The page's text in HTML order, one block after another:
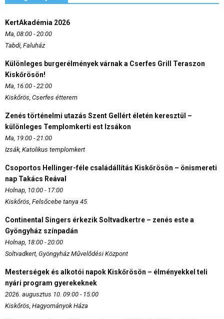
KertAkadémia 2026
Ma, 08:00 - 20:00
Tabdi, Faluház
Különleges burgerélmények várnak a Cserfes Grill Teraszon
Kiskőrösön!
Ma, 16:00 - 22:00
Kiskőrös, Cserfes étterem
Zenés történelmi utazás Szent Gellért életén keresztül –
különleges Templomkerti est Izsákon
Ma, 19:00 - 21:00
Izsák, Katolikus templomkert
Csoportos Hellinger-féle családállítás Kiskőrösön – önismereti
nap Takács Reával
Holnap, 10:00 - 17:00
Kiskőrös, Felsőcebe tanya 45.
Continental Singers érkezik Soltvadkertre – zenés este a
Gyöngyház színpadán
Holnap, 18:00 - 20:00
Soltvadkert, Gyöngyház Művelődési Központ
Mesterségek és alkotói napok Kiskőrösön – élményekkel teli
nyári program gyerekeknek
2026. augusztus 10. 09:00 - 15:00
Kiskőrös, Hagyományok Háza